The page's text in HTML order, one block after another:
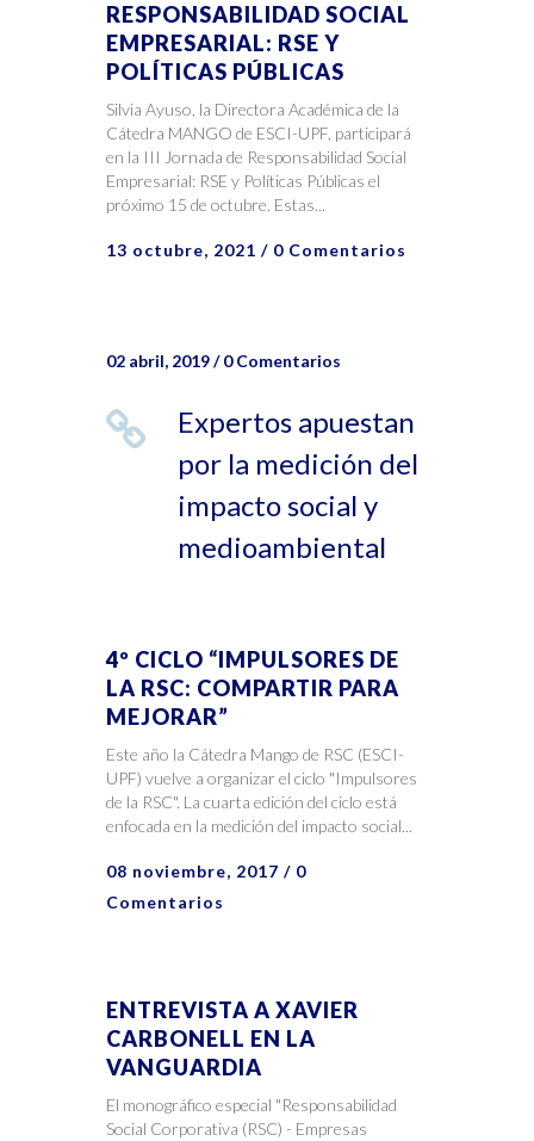
RESPONSABILIDAD SOCIAL
EMPRESARIAL: RSE Y
POLÍTICAS PÚBLICAS
Silvia Ayuso, la Directora Académica de la
Cátedra MANGO de ESCI-UPF, participará
en la III Jornada de Responsabilidad Social
Empresarial: RSE y Políticas Públicas el
próximo 15 de octubre. Estas...
13 octubre, 2021 / 0 Comentarios
02 abril, 2019/0 Comentarios
Expertos apuestan
por la medición del
impacto social y
medioambiental
4º CICLO “IMPULSORES DE
LA RSC: COMPARTIR PARA
MEJORAR”
Este año la Cátedra Mango de RSC (ESCI-
UPF) vuelve a organizar el ciclo "Impulsores
de la RSC". La cuarta edición del ciclo está
enfocada en la medición del impacto social...
08 noviembre, 2017 / 0
Comentarios
ENTREVISTA A XAVIER
CARBONELL EN LA
VANGUARDIA
El monográfico especial "Responsabilidad
Social Corporativa (RSC) - Empresas